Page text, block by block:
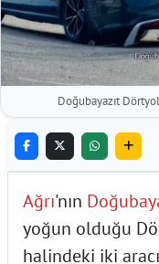
Doğubayazıt
Ağrı'nın
yoğun olduğu
halindeki iki